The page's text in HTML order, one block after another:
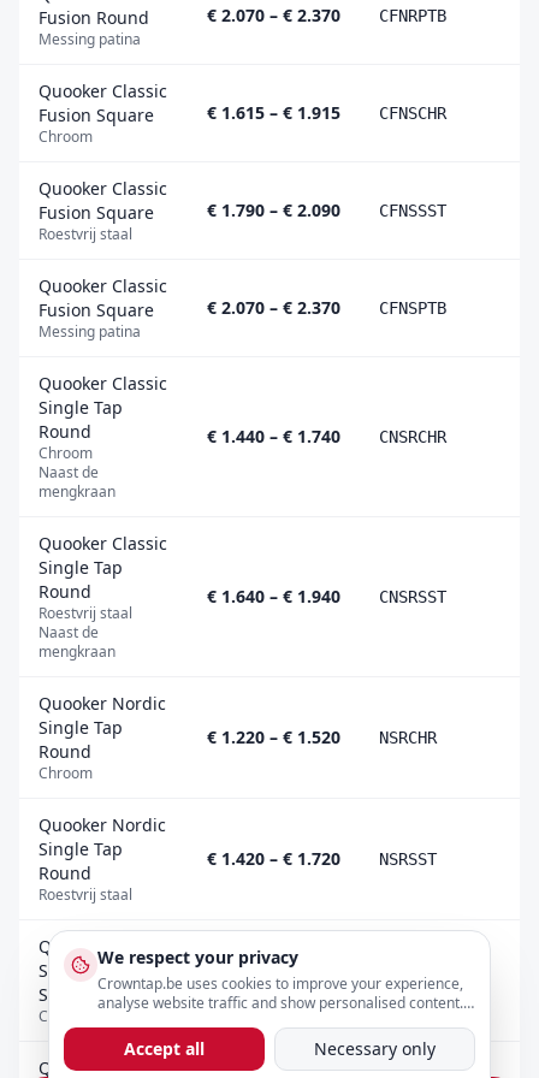
Fusion Round
Messing patina
€ 2.070 – € 2.370 CFNRPTB
Quooker Classic
Fusion Square
Chroom
€ 1.615 – € 1.915 CFNSCHR
Quooker Classic
Fusion Square
Roestvrij staal
€ 1.790 – € 2.090 CFNSSST
Quooker Classic
Fusion Square
Messing patina
€ 2.070 – € 2.370 CFNSPTB
Quooker Classic
Single Tap
Round
Chroom
Naast de
mengkraan
€ 1.440 – € 1.740 CNSRCHR
Quooker Classic
Single Tap
Round
Roestvrij staal
Naast de
mengkraan
€ 1.640 – € 1.940 CNSRSST
Quooker Nordic
Single Tap
Round
Chroom
€ 1.220 – € 1.520 NSRCHR
Quooker Nordic
Single Tap
Round
Roestvrij staal
€ 1.420 – € 1.720 NSRSST
Quooker Nordic
Single Tap
Square
Chroom
€ 1.220 – € 1.520 NSSCHR
Quooker Nordic
We respect your privacy
Crowntap.be uses cookies to improve your experience,
analyse website traffic and show personalised content.
Accept all Necessary only